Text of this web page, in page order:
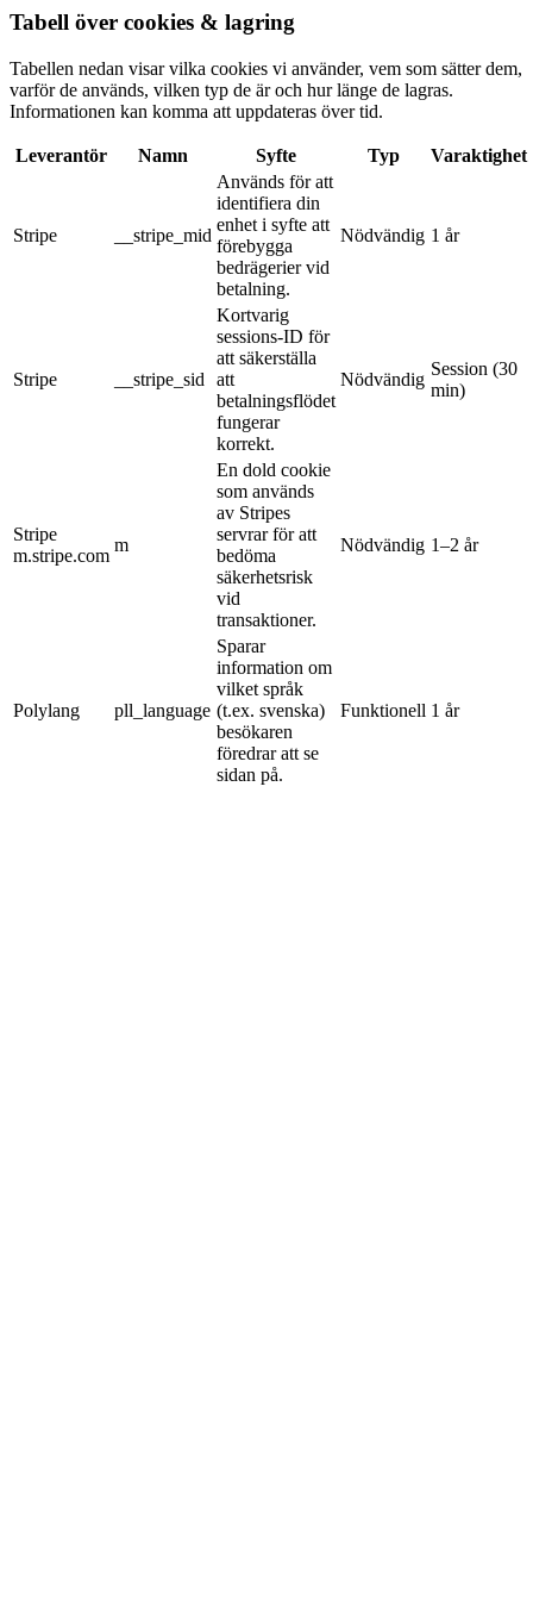
Tabell över cookies & lagring
Tabellen nedan visar vilka cookies vi använder, vem som sätter dem,
varför de används, vilken typ de är och hur länge de lagras.
Informationen kan komma att uppdateras över tid.
Leverantör Namn Syfte Typ Varaktighet
Stripe __stripe_mid
Används för att
identifiera din
enhet i syfte att
förebygga
bedrägerier vid
betalning.
Nödvändig 1 år
Stripe __stripe_sid
Kortvarig
sessions-ID för
att säkerställa
att
betalningsflödet
fungerar
korrekt.
Nödvändig
Session (30
min)
Stripe
m.stripe.com
m
En dold cookie
som används
av Stripes
servrar för att
bedöma
säkerhetsrisk
vid
transaktioner.
Nödvändig 1–2 år
Polylang pll_language
Sparar
information om
vilket språk
(t.ex. svenska)
besökaren
föredrar att se
sidan på.
Funktionell 1 år